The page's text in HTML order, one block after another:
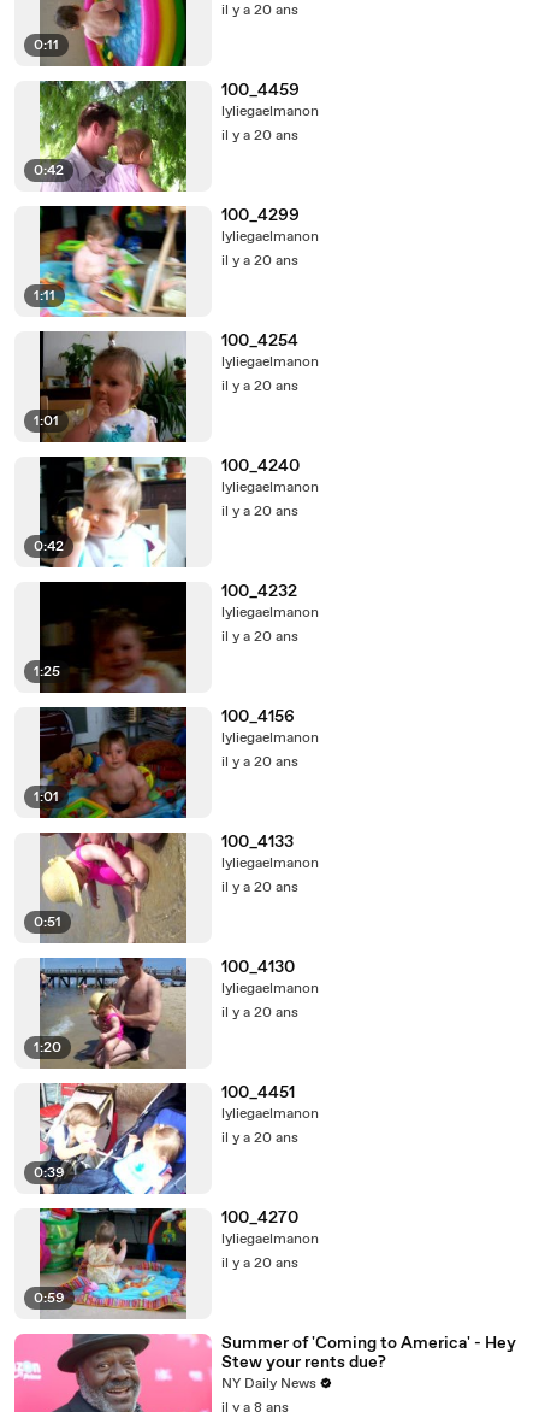
0:11
il y a 20 ans
0:42
100_4459
lyliegaelmanon
il y a 20 ans
1:11
100_4299
lyliegaelmanon
il y a 20 ans
1:01
100_4254
lyliegaelmanon
il y a 20 ans
0:42
100_4240
lyliegaelmanon
il y a 20 ans
1:25
100_4232
lyliegaelmanon
il y a 20 ans
1:01
100_4156
lyliegaelmanon
il y a 20 ans
0:51
100_4133
lyliegaelmanon
il y a 20 ans
1:20
100_4130
lyliegaelmanon
il y a 20 ans
0:39
100_4451
lyliegaelmanon
il y a 20 ans
0:59
100_4270
lyliegaelmanon
il y a 20 ans
Summer of 'Coming to America' - Hey
Stew your rents due?
NY Daily News